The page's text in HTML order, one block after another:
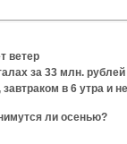
ветер
за 33 млн. рублей
завтраком в 6 утра и
ли осенью?